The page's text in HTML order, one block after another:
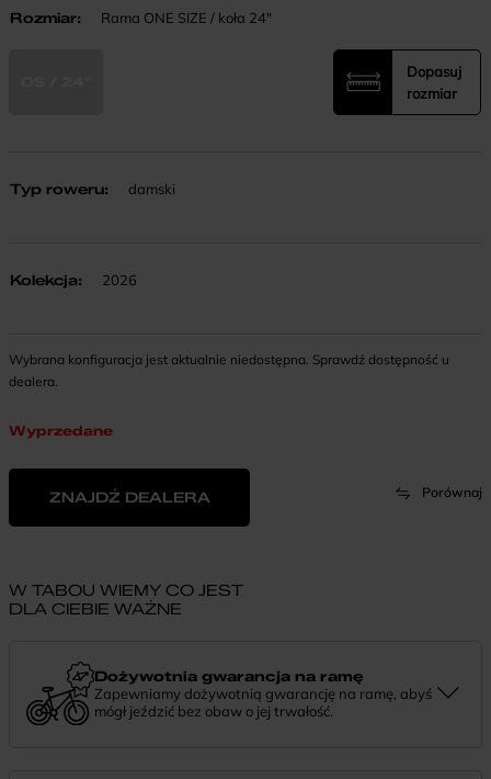
Rozmiar: Rama ONE SIZE / koła 24"
Dopasuj
rozmiar
Typ roweru: damski
Kolekcja: 2026
Wybrana konfiguracja jest aktualnie niedostępna. Sprawdź dostępność u
dealera.
Wyprzedane
Porównaj
ZNAJDŹ DEALERA
W TABOU WIEMY CO JEST
DLA CIEBIE WAŻNE
Dożywotnia gwarancja na ramę
Zapewniamy dożywotnią gwarancję na ramę, abyś
mógł jeździć bez obaw o jej trwałość.